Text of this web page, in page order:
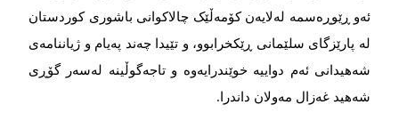
ئەو ڕێوڕەسمە لەلایەن کۆمەڵێک چالاکوانی باشوری کوردستان
لە پارێزگای سلێمانی ڕێکخرابوو، و تێیدا چەند پەیام و ژیاننامەی
شەهیدانی ئەم دواییە خوێندرایەوە و تاجەگوڵینە لەسەر گۆڕی
شەهید غەزال مەولان داندرا.